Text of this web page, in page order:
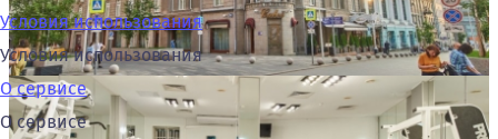
Условия использования
Условия использования
О сервисе
О сервисе